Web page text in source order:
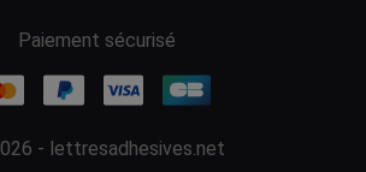
Paiement sécurisé
- lettresadhesives.net